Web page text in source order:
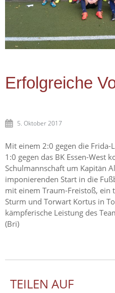
Erfolgreiche
5. Oktober 2017
Mit einem 2:0 gegen die Frida-
1:0 gegen das BK Essen-West
Schulmannschaft um Kapitän
imponierenden Start in die
mit einem Traum-Freistoß, ein
Sturm und Torwart Kortus in
kämpferische Leistung des
(Bri)
TEILEN AUF